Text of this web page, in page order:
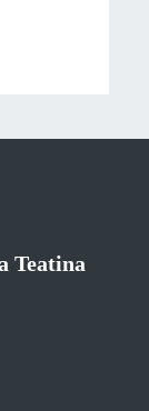
Teatina